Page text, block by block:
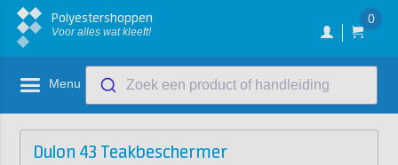
Polyestershoppen
Voor alles wat kleeft!
0
Menu Zoek een product of handleiding
Dulon 43 Teakbeschermer